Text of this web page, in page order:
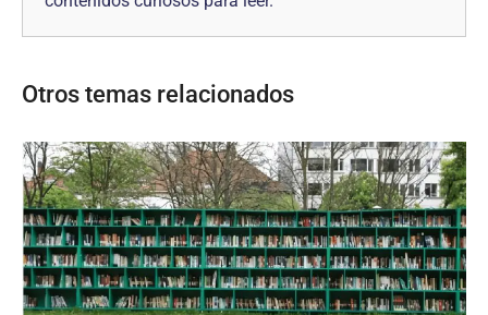
Otros temas relacionados